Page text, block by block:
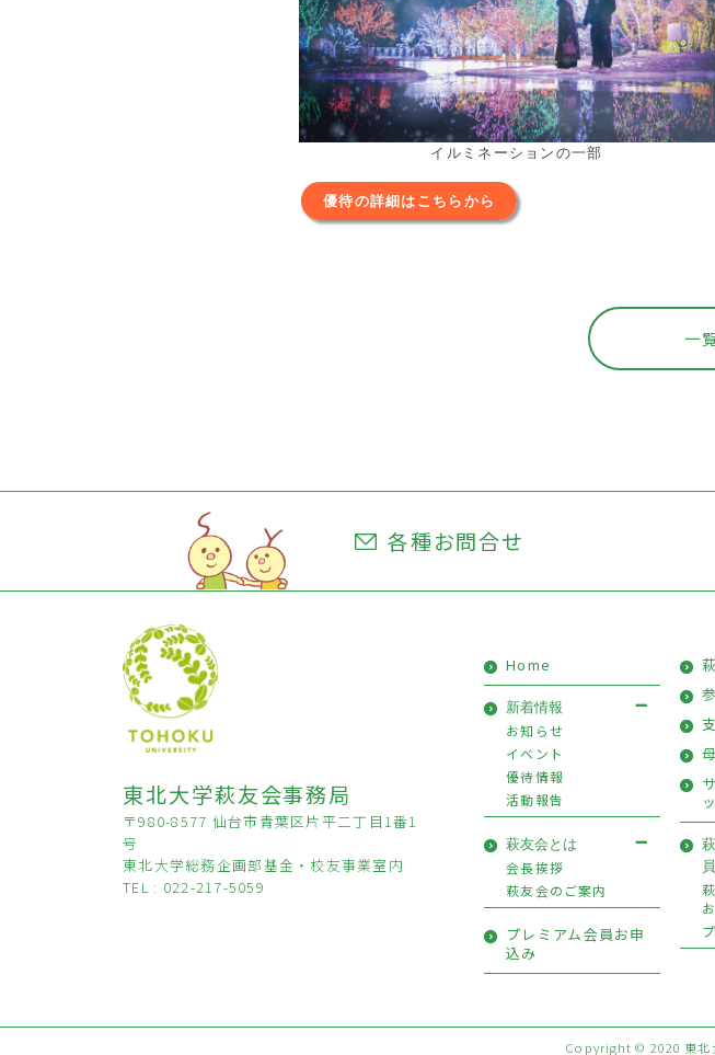
イルミネーションの一部
優待の詳細はこちらから
一
各種お問合せ
東北大学萩友会事務局
〒980-8577 仙台市青葉区片平二丁目1番1
号
東北大学総務企画部基金・校友事業室内
TEL : 022-217-5059
Home
新着情報
お知らせ
イベント
優待情報
活動報告
萩友会とは
会長挨拶
萩友会のご案内
プレミアム会員お申
込み
員
Copyright © 2020 東北